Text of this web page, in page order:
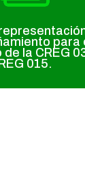
para
la CREG
015.